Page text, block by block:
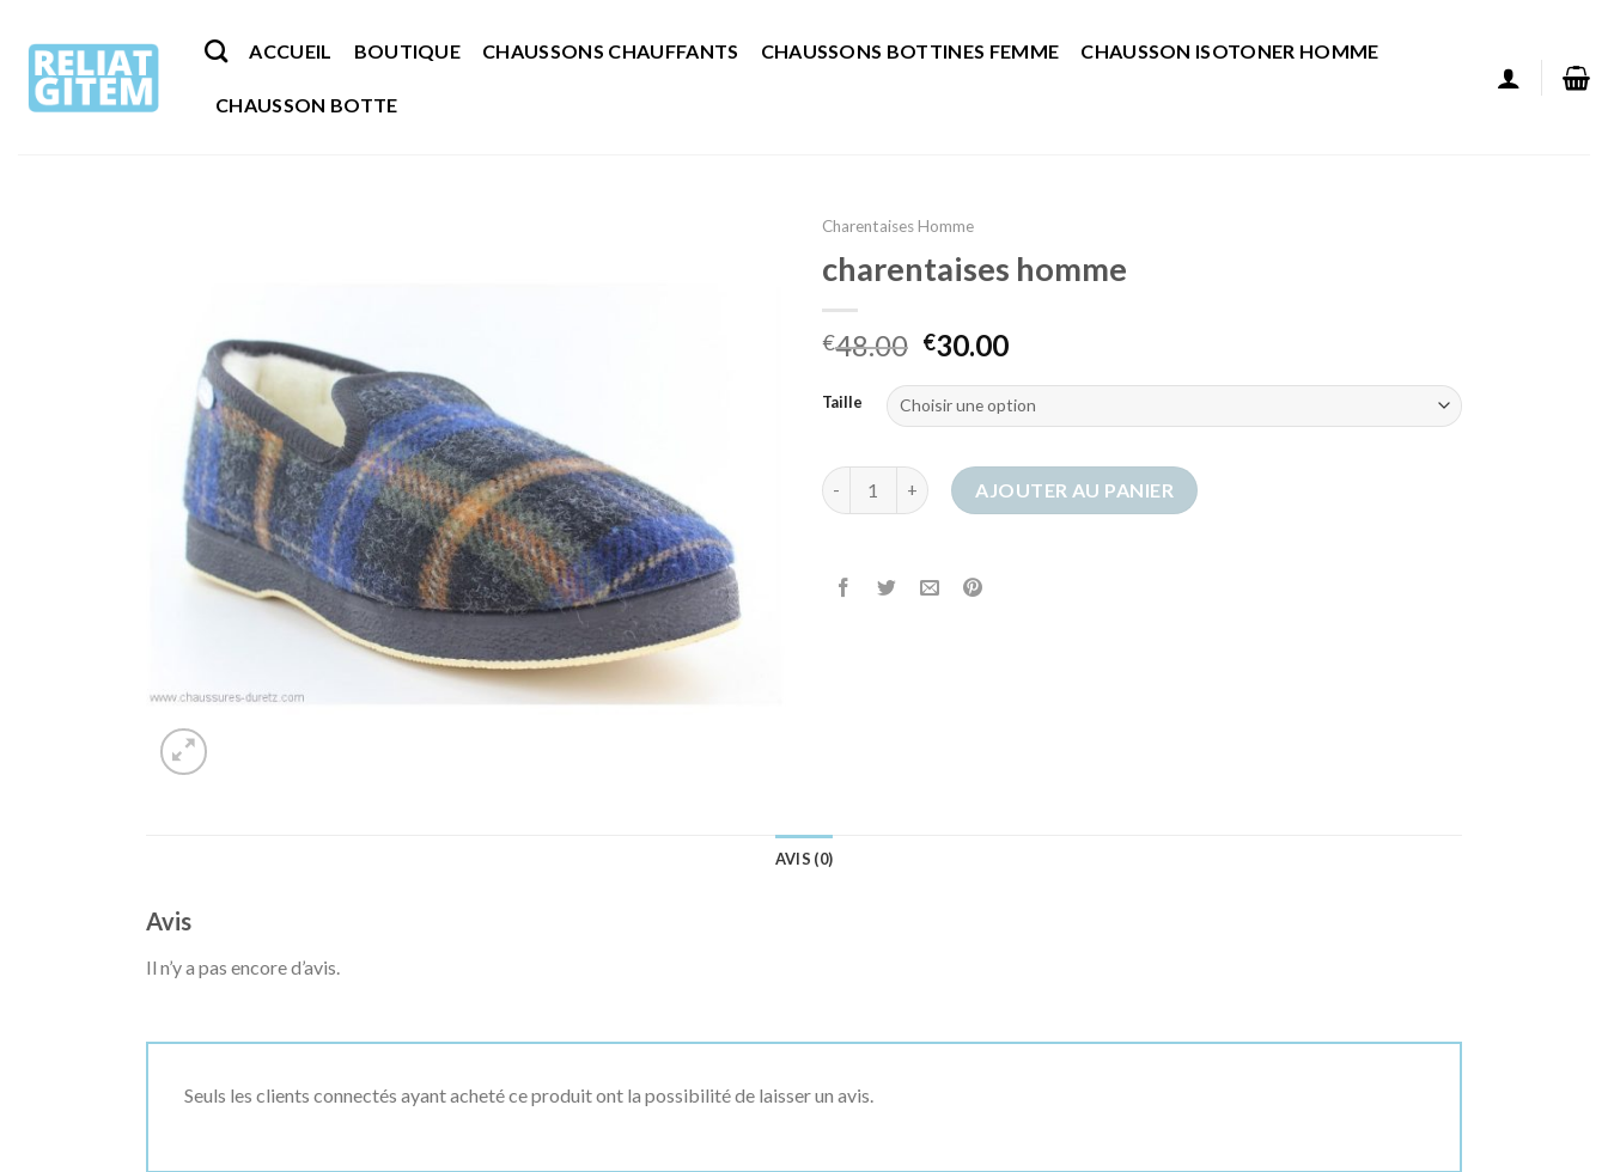
contenu
ACCUEIL BOUTIQUE CHAUSSONS CHAUFFANTS CHAUSSONS BOTTINES FEMME CHAUSSON ISOTONER HOMME
CHAUSSON BOTTE
Charentaises Homme
charentaises homme
€48.00 €30.00
Taille
quantité de charentaises homme
AJOUTER AU PANIER
AVIS (0)
Avis
Il n’y a pas encore d’avis.
Seuls les clients connectés ayant acheté ce produit ont la possibilité de laisser un avis.